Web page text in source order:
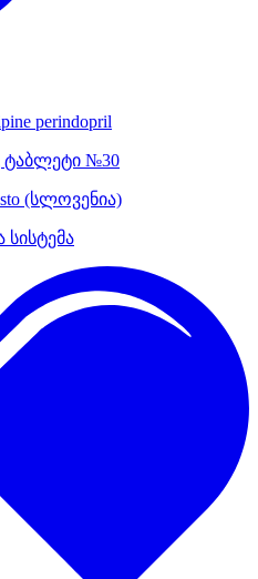
perindopril
ტაბლეტი №30
(სლოვენია)